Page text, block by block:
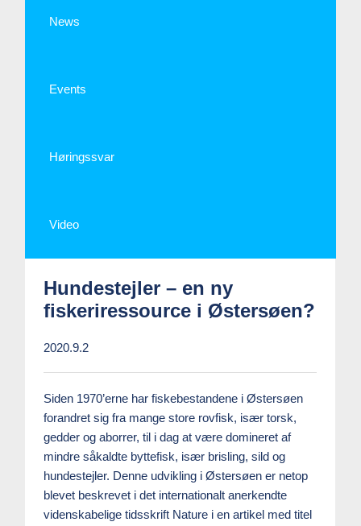
News
Events
Høringssvar
Video
Hundestejler – en ny
fiskeriressource i Østersøen?
2020.9.2
Siden 1970’erne har fiskebestandene i Østersøen
forandret sig fra mange store rovfisk, især torsk,
gedder og aborrer, til i dag at være domineret af
mindre såkaldte byttefisk, især brisling, sild og
hundestejler. Denne udvikling i Østersøen er netop
blevet beskrevet i det internationalt anerkendte
videnskabelige tidsskrift Nature i en artikel med titel